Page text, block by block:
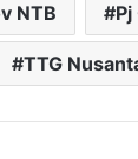
NTB
TTG